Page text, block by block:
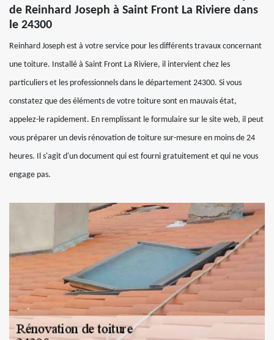
de Reinhard Joseph à Saint Front La Riviere dans
le 24300
Reinhard Joseph est à votre service pour les différents travaux concernant
une toiture. Installé à Saint Front La Riviere, il intervient chez les
particuliers et les professionnels dans le département 24300. Si vous
constatez que des éléments de votre toiture sont en mauvais état,
appelez-le rapidement. En remplissant le formulaire sur le site web, il peut
vous préparer un devis rénovation de toiture sur-mesure en moins de 24
heures. Il s'agit d'un document qui est fourni gratuitement et qui ne vous
engage pas.